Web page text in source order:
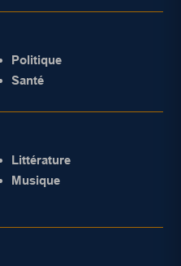
Politique
Santé
Littérature
Musique